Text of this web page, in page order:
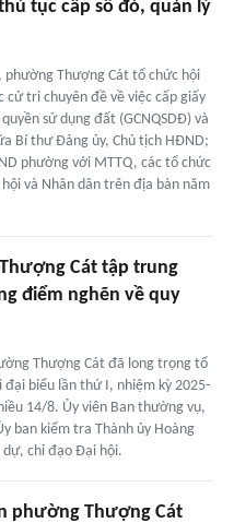
tục cấp sổ đỏ, quản lý
phường Thượng Cát tổ chức hội
cử tri chuyên đề về việc cấp giấy
sử dụng đất (GCNQSDĐ) và
Bí thư Đảng ủy, Chủ tịch HĐND;
phường với MTTQ, các tổ chức
và Nhân dân trên địa bàn năm
Cát tập trung
điểm nghẽn về quy
Thượng Cát đã long trọng tổ
đại biểu lần thứ I, nhiệm kỳ 2025-
14/8. Ủy viên Ban thường vụ,
ban kiểm tra Thành ủy Hoàng
dự, chỉ đạo Đại hội.
phường Thượng Cát